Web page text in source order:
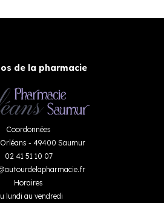
de la pharmacie
Coordonnées
- 49400 Saumur
02 41 51 10 07
autourdelapharmacie.fr
Horaires
lundi au vendredi